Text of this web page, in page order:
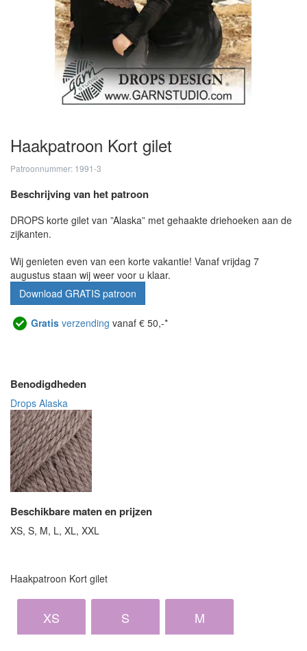
Haakpatroon Kort gilet
Patroonnummer: 1991-3
Beschrijving van het patroon
DROPS korte gilet van ”Alaska” met gehaakte driehoeken aan de
zijkanten.
Wij genieten even van een korte vakantie! Vanaf vrijdag 7
augustus staan wij weer voor u klaar.
Download GRATIS patroon
Gratis verzending vanaf € 50,-*
Benodigdheden
Drops Alaska
Beschikbare maten en prijzen
XS, S, M, L, XL, XXL
Haakpatroon Kort gilet
XS S M